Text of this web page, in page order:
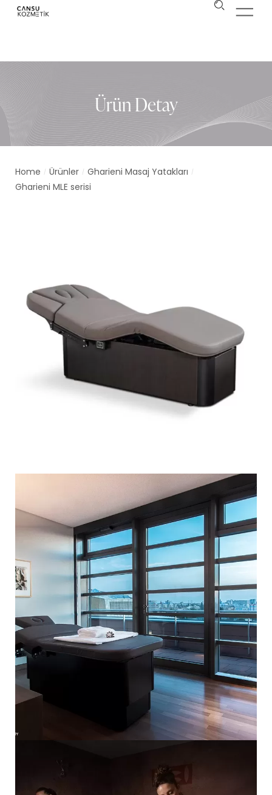
Ürün Detay
Home / Ürünler / Gharieni Masaj Yatakları /
Gharieni MLE serisi